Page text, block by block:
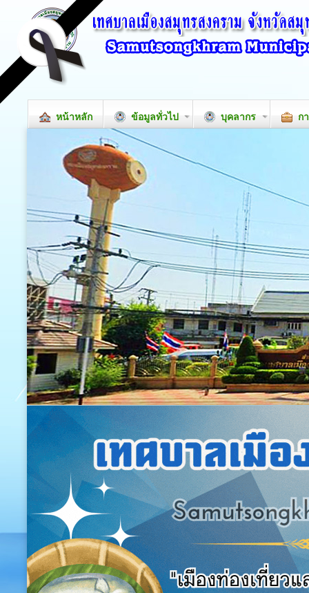
หน้าหลัก ข้อมูลทั่วไป บุคลากร ก